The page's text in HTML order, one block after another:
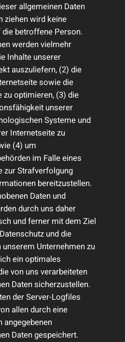
allgemeinen Daten
ziehen wird keine
betroffene Person.
werden vielmehr
Inhalte unserer
auszuliefern, (2) die
sowie die
zu optimieren, (3) die
unserer
Systeme und
Internetseite zu
(4) um
im Falle eines
zur Strafverfolgung
bereitzustellen.
Daten und
durch uns daher
und ferner mit dem Ziel
und die
Unternehmen zu
ein optimales
von uns verarbeiteten
Daten sicherzustellen.
der Server-Logfiles
allen durch eine
Daten gespeichert.